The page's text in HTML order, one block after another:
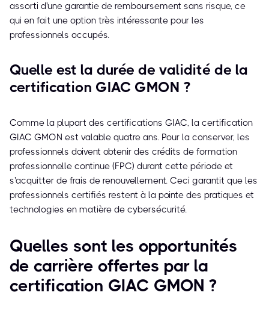
assorti d'une garantie de remboursement sans risque, ce
qui en fait une option très intéressante pour les
professionnels occupés.
Quelle est la durée de validité de la
certification GIAC GMON ?
Comme la plupart des certifications GIAC, la certification
GIAC GMON est valable quatre ans. Pour la conserver, les
professionnels doivent obtenir des crédits de formation
professionnelle continue (FPC) durant cette période et
s'acquitter de frais de renouvellement. Ceci garantit que les
professionnels certifiés restent à la pointe des pratiques et
technologies en matière de cybersécurité.
Quelles sont les opportunités
de carrière offertes par la
certification GIAC GMON ?